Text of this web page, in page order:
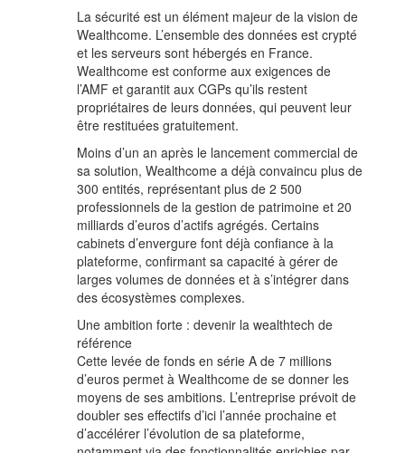
La sécurité est un élément majeur de la vision de
Wealthcome. L’ensemble des données est crypté
et les serveurs sont hébergés en France.
Wealthcome est conforme aux exigences de
l’AMF et garantit aux CGPs qu’ils restent
propriétaires de leurs données, qui peuvent leur
être restituées gratuitement.
Moins d’un an après le lancement commercial de
sa solution, Wealthcome a déjà convaincu plus de
300 entités, représentant plus de 2 500
professionnels de la gestion de patrimoine et 20
milliards d’euros d’actifs agrégés. Certains
cabinets d’envergure font déjà confiance à la
plateforme, confirmant sa capacité à gérer de
larges volumes de données et à s’intégrer dans
des écosystèmes complexes.
Une ambition forte : devenir la wealthtech de
référence
Cette levée de fonds en série A de 7 millions
d’euros permet à Wealthcome de se donner les
moyens de ses ambitions. L’entreprise prévoit de
doubler ses effectifs d’ici l’année prochaine et
d’accélérer l’évolution de sa plateforme,